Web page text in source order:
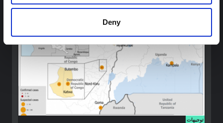
Deny
شبكة أبحاث المخاطر المتعددة
2026
توجيهات